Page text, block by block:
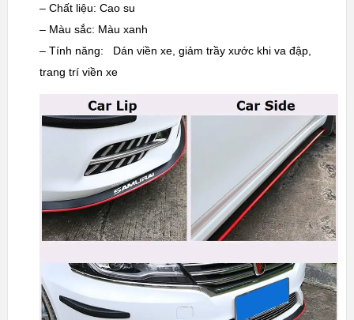
– Chất liệu: Cao su
– Màu sắc: Màu xanh
– Tính năng: Dán viền xe, giảm trầy xước khi va đập,
trang trí viền xe